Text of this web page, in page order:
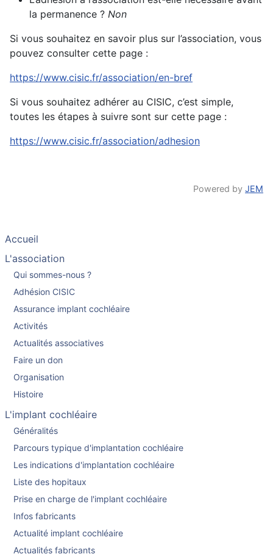
la permanence ? Non
Si vous souhaitez en savoir plus sur l’association, vous
pouvez consulter cette page :
https://www.cisic.fr/association/en-bref
Si vous souhaitez adhérer au CISIC, c’est simple,
toutes les étapes à suivre sont sur cette page :
https://www.cisic.fr/association/adhesion
Powered by JEM
Accueil
L'association
Qui sommes-nous ?
Adhésion CISIC
Assurance implant cochléaire
Activités
Actualités associatives
Faire un don
Organisation
Histoire
L'implant cochléaire
Généralités
Parcours typique d'implantation cochléaire
Les indications d'implantation cochléaire
Liste des hopitaux
Prise en charge de l'implant cochléaire
Infos fabricants
Actualité implant cochléaire
Actualités fabricants